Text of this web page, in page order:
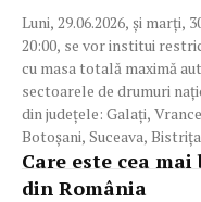
Luni, 29.06.2026, și marți,
20:00, se vor institui
cu masa totală maximă
sectoarele de drumuri
din județele: Galați,
Botoșani, Suceava,
Care este cea
din România